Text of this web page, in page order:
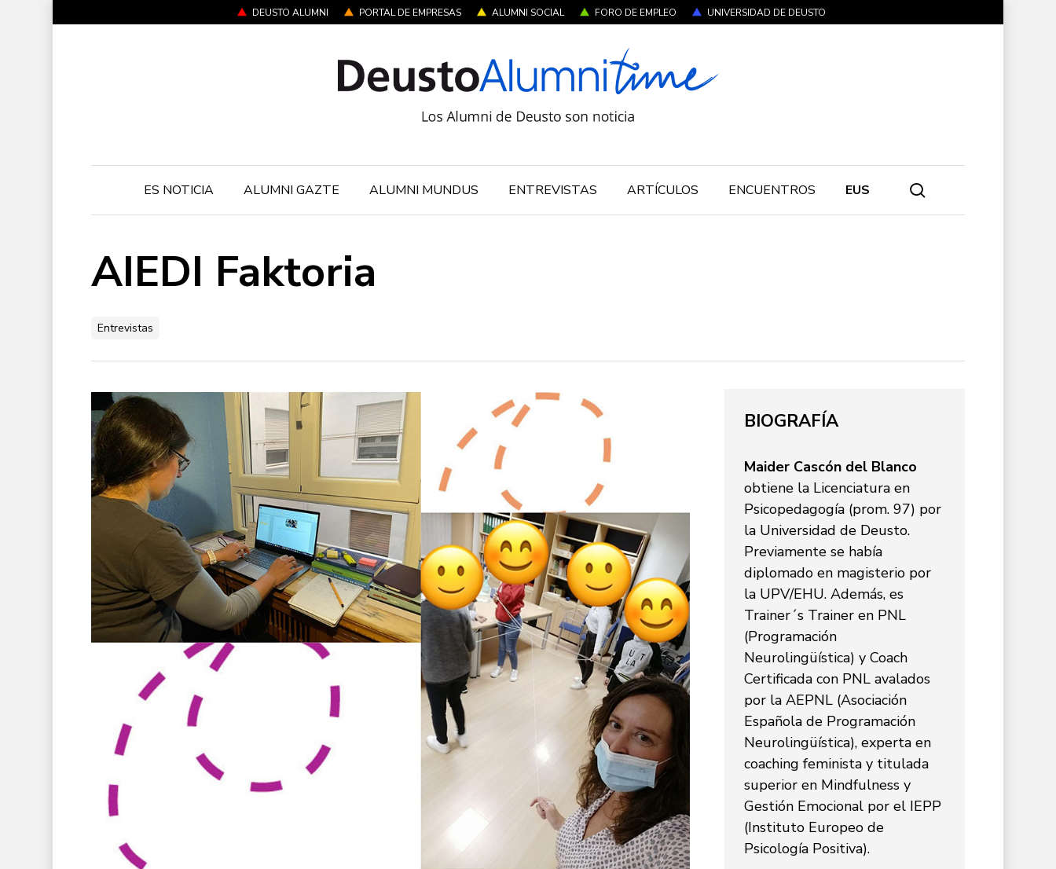
DEUSTO ALUMNI PORTAL DE EMPRESAS ALUMNI SOCIAL FORO DE EMPLEO UNIVERSIDAD DE DEUSTO
ES NOTICIA ALUMNI GAZTE ALUMNI MUNDUS ENTREVISTAS ARTÍCULOS ENCUENTROS EUS
AIEDI Faktoria
Entrevistas
BIOGRAFÍA
Maider Cascón del Blanco
obtiene la Licenciatura en
Psicopedagogía (prom. 97) por
la Universidad de Deusto.
Previamente se había
diplomado en magisterio por
la UPV/EHU. Además, es
Trainer´s Trainer en PNL
(Programación
Neurolingüística) y Coach
Certificada con PNL avalados
por la AEPNL (Asociación
Española de Programación
Neurolingüística), experta en
coaching feminista y titulada
superior en Mindfulness y
Gestión Emocional por el IEPP
(Instituto Europeo de
Psicología Positiva).